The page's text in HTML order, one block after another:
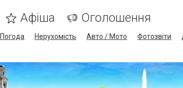
Афіша Оголошення
Погода Нерухомість Авто / Мото Фотозвіти